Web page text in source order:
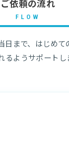
ご依頼の流れ
FLOW
日まで、はじめて
るようサポートし